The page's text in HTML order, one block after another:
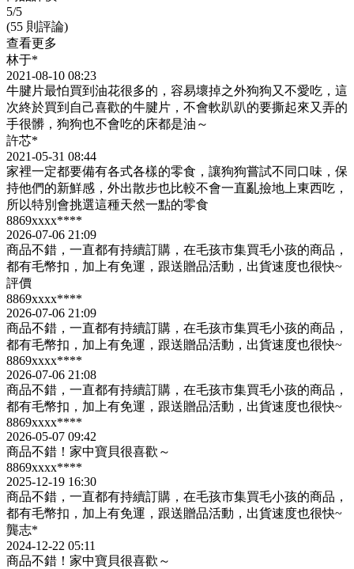
5/5
(55 則評論)
查看更多
林于*
2021-08-10 08:23
牛腱片最怕買到油花很多的，容易壞掉之外狗狗又不愛吃，這
次終於買到自己喜歡的牛腱片，不會軟趴趴的要撕起來又弄的
手很髒，狗狗也不會吃的床都是油～
許芯*
2021-05-31 08:44
家裡一定都要備有各式各樣的零食，讓狗狗嘗試不同口味，保
持他們的新鮮感，外出散步也比較不會一直亂撿地上東西吃，
所以特別會挑選這種天然一點的零食
8869xxxx****
2026-07-06 21:09
商品不錯，一直都有持續訂購，在毛孩市集買毛小孩的商品，
都有毛幣扣，加上有免運，跟送贈品活動，出貨速度也很快~
評價
8869xxxx****
2026-07-06 21:09
商品不錯，一直都有持續訂購，在毛孩市集買毛小孩的商品，
都有毛幣扣，加上有免運，跟送贈品活動，出貨速度也很快~
8869xxxx****
2026-07-06 21:08
商品不錯，一直都有持續訂購，在毛孩市集買毛小孩的商品，
都有毛幣扣，加上有免運，跟送贈品活動，出貨速度也很快~
8869xxxx****
2026-05-07 09:42
商品不錯！家中寶貝很喜歡～
8869xxxx****
2025-12-19 16:30
商品不錯，一直都有持續訂購，在毛孩市集買毛小孩的商品，
都有毛幣扣，加上有免運，跟送贈品活動，出貨速度也很快~
龔志*
2024-12-22 05:11
商品不錯！家中寶貝很喜歡～